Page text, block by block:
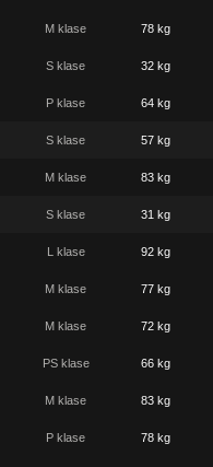
M klase 78 kg
S klase 32 kg
P klase 64 kg
S klase 57 kg
M klase 83 kg
S klase 31 kg
L klase 92 kg
M klase 77 kg
M klase 72 kg
PS klase 66 kg
M klase 83 kg
P klase 78 kg